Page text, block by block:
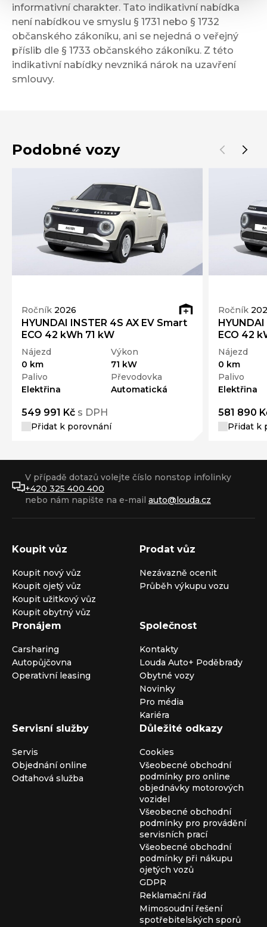
informativní charakter. Tato indikativní nabídka
není nabídkou ve smyslu § 1731 nebo § 1732
občanského zákoníku, ani se nejedná o veřejný
příslib dle § 1733 občanského zákoníku. Z této
indikativní nabídky nevzniká nárok na uzavření
smlouvy.
Podobné vozy
Ročník 2026
HYUNDAI INSTER 4S AX EV Smart
ECO 42 kWh 71 kW
Nájezd
0 km
Výkon
71 kW
Palivo
Elektřina
Převodovka
Automatická
549 991 Kč s DPH
Přidat k porovnání
Ročník
ECO 42
Nájezd
0 km
Palivo
Elektřina
581 890
Přidat k
V případě dotazů volejte číslo nonstop infolinky
+420 325 400 400
nebo nám napište na e-mail auto@louda.cz
Koupit vůz
Koupit nový vůz
Koupit ojetý vůz
Koupit užitkový vůz
Koupit obytný vůz
Prodat vůz
Nezávazně ocenit
Průběh výkupu vozu
Pronájem
Carsharing
Autopůjčovna
Operativní leasing
Společnost
Kontakty
Louda Auto+ Poděbrady
Obytné vozy
Novinky
Pro média
Kariéra
Servisní služby
Servis
Objednání online
Odtahová služba
Důležité odkazy
Cookies
Všeobecné obchodní
podmínky pro online
objednávky motorových
vozidel
Všeobecné obchodní
podmínky pro provádění
servisních prací
Všeobecné obchodní
podmínky při nákupu
ojetých vozů
GDPR
Reklamační řád
Mimosoudní řešení
spotřebitelských sporů